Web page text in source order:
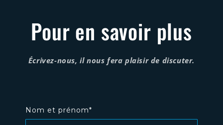
Pour en savoir plus
Écrivez-nous, il nous fera plaisir de discuter.
Nom et prénom*